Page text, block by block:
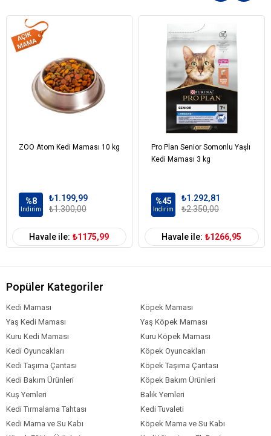
Pirin
Şeker pancarı
Şeker kamışı lifi
Balık aroması
Vitaminler ve Mineraller
Somon yağı
Bira Mayası
Ksilo-Oligosakkarit
Yucca schidigera
Ham Protein %32
Ham Yağ %14
Ham Kül %8
Ham Selüloz %2,5
ZOO Atom Kedi Maması 10 kg
%8
İndirim
₺1.199,99
₺1.300,00
Havale ile: ₺1175,99
Pro Plan Senior Somonlu Yaşlı
Kedi Maması 3 kg
%45
İndirim
₺1.292,81
₺2.350,00
Havale ile: ₺1266,95
Popüler Kategoriler
Kedi Maması
Köpek Maması
Yaş Kedi Maması
Yaş Köpek Maması
Kuru Kedi Maması
Kuru Köpek Maması
Kedi Oyuncakları
Köpek Oyuncakları
Kedi Taşıma Çantası
Köpek Taşıma Çantası
Kedi Bakım Ürünleri
Köpek Bakım Ürünleri
Kuş Yemleri
Balık Yemleri
Kedi Tırmalama Tahtası
Kedi Tuvaleti
Kedi Mama ve Su Kabı
Köpek Mama ve Su Kabı